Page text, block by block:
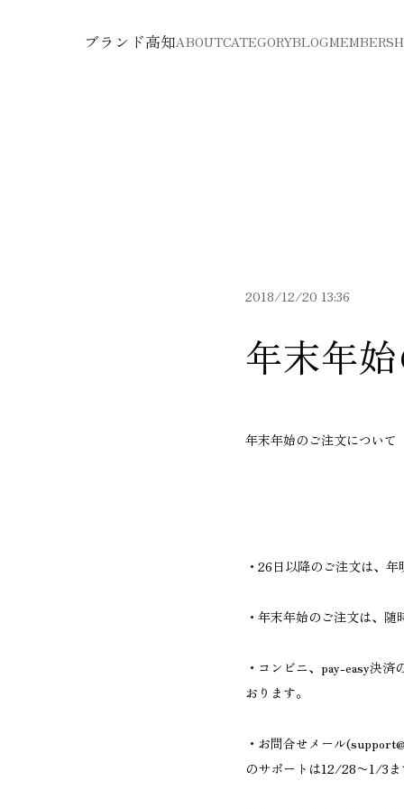
ブランド高知ABOUTCATEGORYBLOG
年末年
2018/12/20 13:36
年末年始のご注文について
・26日以降のご注文は、年
・年末年始のご注文は、随
・コンビニ、pay-easy決
おります。
・お問合せメール(
のサポートは12/28〜1/3ま